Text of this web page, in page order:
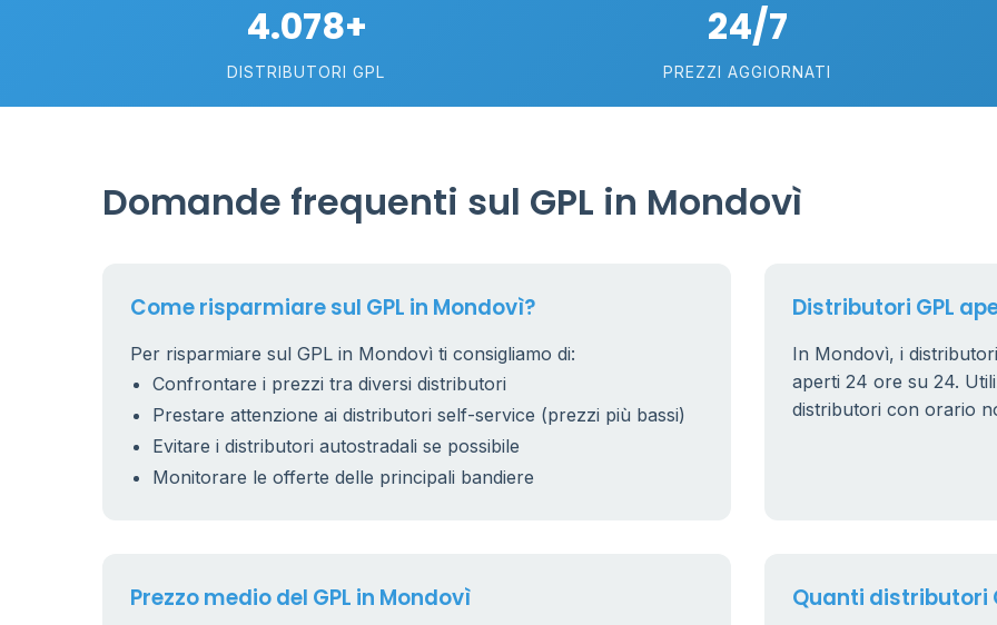
4.078+
DISTRIBUTORI GPL
24/7
PREZZI AGGIORNATI
Domande frequenti sul GPL in Mondovì
Come risparmiare sul GPL in Mondovì?
Per risparmiare sul GPL in Mondovì ti consigliamo di:
Confrontare i prezzi tra diversi distributori
Prestare attenzione ai distributori self-service (prezzi più bassi)
Evitare i distributori autostradali se possibile
Monitorare le offerte delle principali bandiere
Distributori GPL
In Mondovì, i
aperti 24 ore su 24.
distributori con orario
Prezzo medio del GPL in Mondovì Quanti distributori